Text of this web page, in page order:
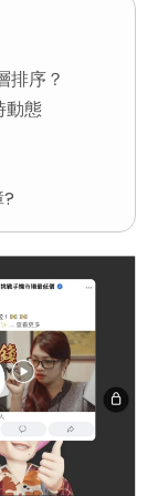
排序？
動態